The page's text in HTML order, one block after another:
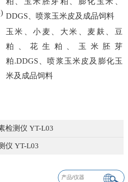
DDGS、喷浆玉米皮及成品饲料
玉米、小麦、大米、麦麸、豆
粕、花生粕、玉米胚芽
粕.DDGS、喷浆玉米皮及膨化玉
米及成品饲料
检测仪 YT-L03
仪 YT-L03